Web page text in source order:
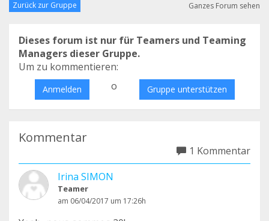
Zurück zur Gruppe Ganzes Forum sehen
Dieses forum ist nur für Teamers und Teaming
Managers dieser Gruppe.
Um zu kommentieren:
Anmelden o Gruppe unterstützen
Kommentar
1 Kommentar
Irina SIMON
Teamer
am 06/04/2017 um 17:26h